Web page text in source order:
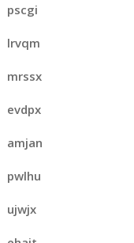
pscgi
lrvqm
mrssx
evdpx
amjan
pwlhu
ujwjx